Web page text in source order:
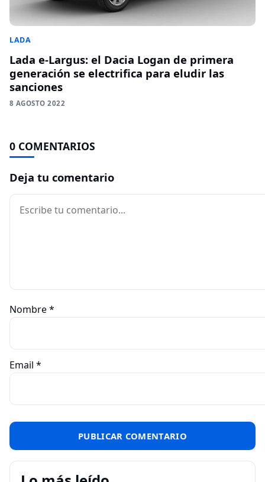
LADA
Lada e-Largus: el Dacia Logan de primera
generación se electrifica para eludir las
sanciones
8 AGOSTO 2022
0 COMENTARIOS
Deja tu comentario
Comentario
Nombre*
Email *